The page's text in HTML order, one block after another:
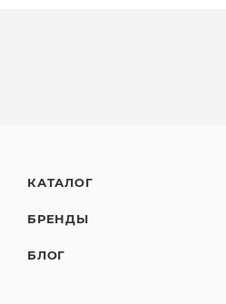
КАТАЛОГ
БРЕНДЫ
БЛОГ